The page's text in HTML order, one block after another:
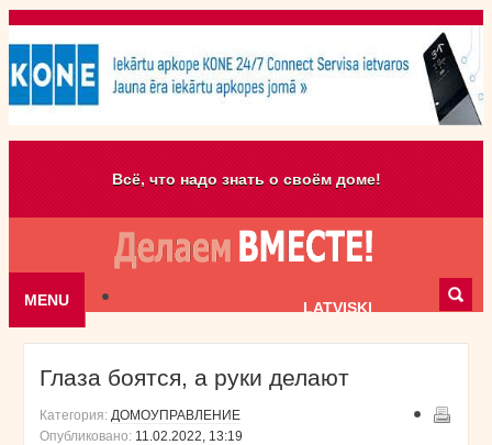
Всё, что надо знать о своём доме!
MENU LATVISKI
Skip to content
Глаза боятся, а руки делают
Категория: ДОМОУПРАВЛЕНИЕ
Опубликовано: 11.02.2022, 13:19